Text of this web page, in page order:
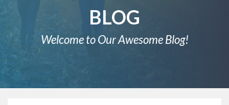
BLOG
Welcome to Our Awesome Blog!